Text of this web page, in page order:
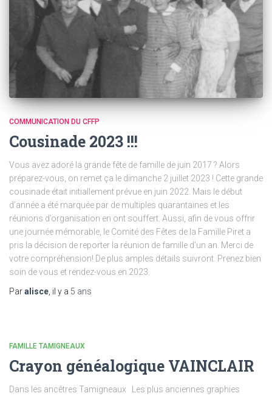
COMMUNICATION DU CFFP
Cousinade 2023 !!!
Vous avez adoré la grande fête de famille de juin 2017 ? Alors
préparez-vous, on remet ça le dimanche 2 juillet 2023 ! Cette grande
cousinade était initiallement prévue en juin 2022. Mais le début
d’année a été marquée par de multiples quarantaines et les
réunions d’organisation en ont souffert. Aussi, afin de vous offrir
une journée mémorable, le Comité des Fêtes de la Famille Piret a
pris la décision de reporter la réunion de famille d’un an. Merci de
votre compréhension! De plus amples détails suivront. Prenez bien
soin de vous et rendez-vous en 2023.
Paralisce, il y a 5 ans
FAMILLE TAMIGNEAUX
Crayon généalogique VAINCLAIR
Dans les ancêtres Tamigneaux Les plus anciennes graphies